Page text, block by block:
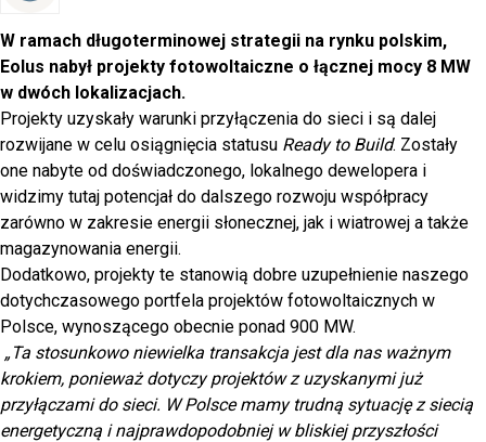
W ramach długoterminowej strategii na rynku polskim,
Eolus nabył projekty fotowoltaiczne o łącznej mocy 8 MW
w dwóch lokalizacjach.
Projekty uzyskały warunki przyłączenia do sieci i są dalej
rozwijane w celu osiągnięcia statusu Ready to Build. Zostały
one nabyte od doświadczonego, lokalnego dewelopera i
widzimy tutaj potencjał do dalszego rozwoju współpracy
zarówno w zakresie energii słonecznej, jak i wiatrowej a także
magazynowania energii.
Dodatkowo, projekty te stanowią dobre uzupełnienie naszego
dotychczasowego portfela projektów fotowoltaicznych w
Polsce, wynoszącego obecnie ponad 900 MW.
„Ta stosunkowo niewielka transakcja jest dla nas ważnym
krokiem, ponieważ dotyczy projektów z uzyskanymi już
przyłączami do sieci. W Polsce mamy trudną sytuację z siecią
energetyczną i najprawdopodobniej w bliskiej przyszłości